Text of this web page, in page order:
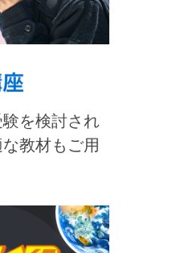
を検討され
教材もご用